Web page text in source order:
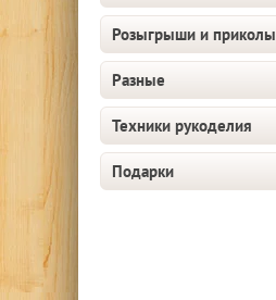
Розыгрыши и приколы
Разные
Техники рукоделия
Подарки